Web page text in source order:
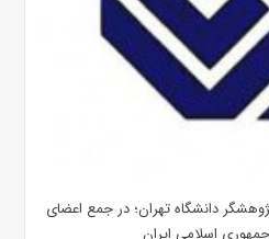
دانشگاه تهران؛ در جمع اعضای
اسلامی ایران